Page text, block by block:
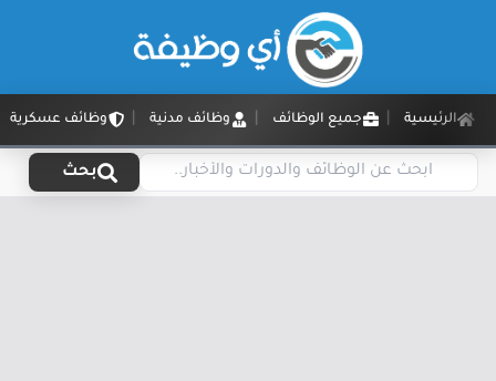
الرئيسية جميع الوظائف وظائف مدنية وظائف عسكرية
بحث